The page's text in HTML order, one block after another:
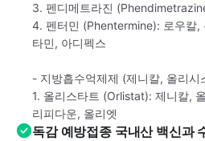
3. 펜디메트라진
4. 펜터민 (Phentermine): 로우칼,
타민, 아디펙스
- 지방흡수억제제 (제니칼, 올리시
1. 올리스타트 (Orlistat): 제니칼,
리피다운, 올리엣
독감 예방접종 국내산 백신과